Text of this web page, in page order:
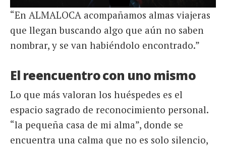
“En ALMALOCA acompañamos almas viajeras
que llegan buscando algo que aún no saben
nombrar, y se van habiéndolo encontrado.”
El reencuentro con uno mismo
Lo que más valoran los huéspedes es el
espacio sagrado de reconocimiento personal.
“la pequeña casa de mi alma”, donde se
encuentra una calma que no es solo silencio,